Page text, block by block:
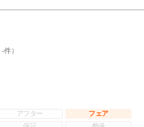
-件）
アフター
フェア